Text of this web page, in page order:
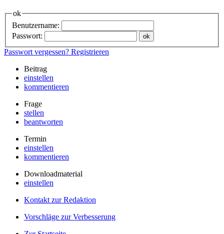
ok
Benutzername:
Passwort:
Passwort vergessen? Registrieren
Beitrag
einstellen
kommentieren
Frage
stellen
beantworten
Termin
einstellen
kommentieren
Downloadmaterial
einstellen
Kontakt zur Redaktion
Vorschläge zur Verbesserung